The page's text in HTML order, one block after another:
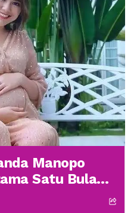
Manopo
Satu Bulan